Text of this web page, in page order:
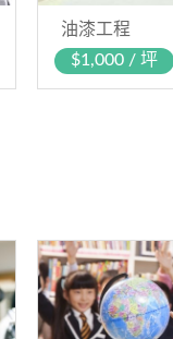
油漆工程
$1,000 / 坪